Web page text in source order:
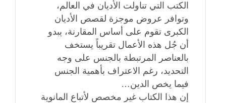
الكتب التي تناولت الأديان في العالم،
وتوافر عروض موجزة لقصص الأديان
الكبرى تقوم على أساس المقارنة، يبدو
أن جُل هذه الأعمال تقريباً يستخف
بالعناصر المرتبطة بالجنس على وجه
التحديد، رغم الاعتراف بأهمية الجنس
فيما يخص الدين…
إن هذا الكتاب غير مخصص لأتباع المانوية